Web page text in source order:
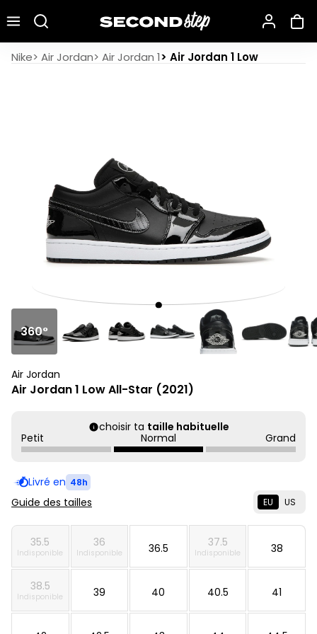
Nike> Air Jordan> Air Jordan 1> Air Jordan 1 Low
Air Jordan 1 Low All-Star (2021)
360°
Air Jordan
Air Jordan 1 Low All-Star (2021)
choisir ta taille habituelle
Petit
Normal Grand
Livré en 48h
Guide des tailles EU US
35.5
Indisponible
36
Indisponible 36.5 37.5
Indisponible 38
38.5
Indisponible 39 40 40.5 41